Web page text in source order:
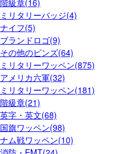
階級章(16)
ミリタリーバッジ(4)
ナイフ(5)
ブランドロゴ(9)
その他のピンズ(64)
ミリタリーワッペン(875)
アメリカ六軍(32)
ミリタリーワッペン(181)
階級章(21)
英字・英文(68)
国旗ワッペン(98)
ナム戦ワッペン(10)